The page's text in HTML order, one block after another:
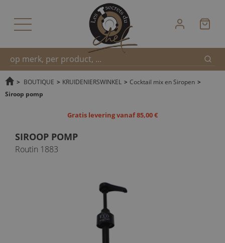
Snel
> BOUTIQUE > KRUIDENIERSWINKEL > Cocktail mix en Siropen >
Siroop pomp
Gratis levering vanaf 85,00 €
SIROOP POMP
Routin 1883